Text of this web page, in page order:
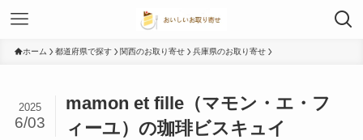
ホーム 都道府県で探す 関西のお取り寄せ 兵庫県のお取り寄せ
mamon et fille（マモン・エ・フ
ィーユ）の珈琲ビスキュイ
2025
6/03